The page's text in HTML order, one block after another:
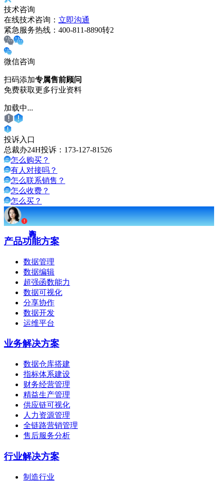
技术咨询
在线技术咨询： 立即沟通
紧急服务热线： 400-811-8890转2
微信咨询
扫码添加专属售前顾问
免费获取更多行业资料
加载中...
投诉入口
总裁办24H投诉： 173-127-81526
怎么购买？
有人对接吗？
怎么联系销售？
怎么收费？
怎么买？
产品功能方案
数据管理
数据编辑
超强函数能力
数据可视化
分享协作
数据开发
运维平台
业务解决方案
数据仓库搭建
指标体系建设
财务经营管理
精益生产管理
供应链可视化
人力资源管理
全链路营销管理
售后服务分析
行业解决方案
制造行业